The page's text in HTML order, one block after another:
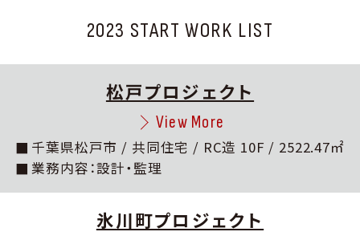
2023 START WORK LIST
松戸プロジェクト
View More
千葉県松戸市 / 共同住宅 / RC造 10F / 2522.47㎡
業務内容：設計・監理
氷川町プロジェクト